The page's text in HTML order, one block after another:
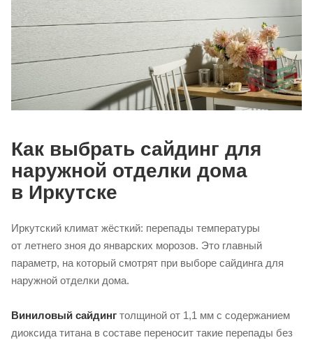
Как выбрать сайдинг для
наружной отделки дома
в Иркутске
Иркутский климат жёсткий: перепады температуры
от летнего зноя до январских морозов. Это главный
параметр, на который смотрят при выборе сайдинга для
наружной отделки дома.
Виниловый сайдинг толщиной от 1,1 мм с содержанием
диоксида титана в составе переносит такие перепады без